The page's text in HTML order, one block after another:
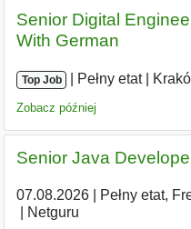
Senior Digital
With German
Top Job Pełny etat|
Zobacz później
Senior Java
07.08.2026| Pełny etat,
Netguru